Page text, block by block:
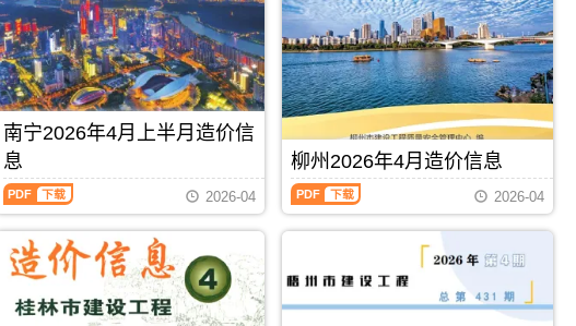
月
信
息
价
和
下
半
月
信
息
价
下
载
请
市
造
价
信
息
期
PDF
于
桂
林
工
程
招
标
控
制
价
编
制，
属
于
桂
市
于
州
工
程
施
图
预
算
编
制，
属
梧
州
市
设
工
程
造
价
信
期
刊，
由
百
色
市
建
设
PDF 下载
设
程
造
价
信
息）
期
刊，
由
河
池
市
造
价
PDF 下载
南宁2026年4月上半月造价信
息
南
宁
月
半
2026-04
柳州2026年4月造价信息
柳
州
月
2026-04